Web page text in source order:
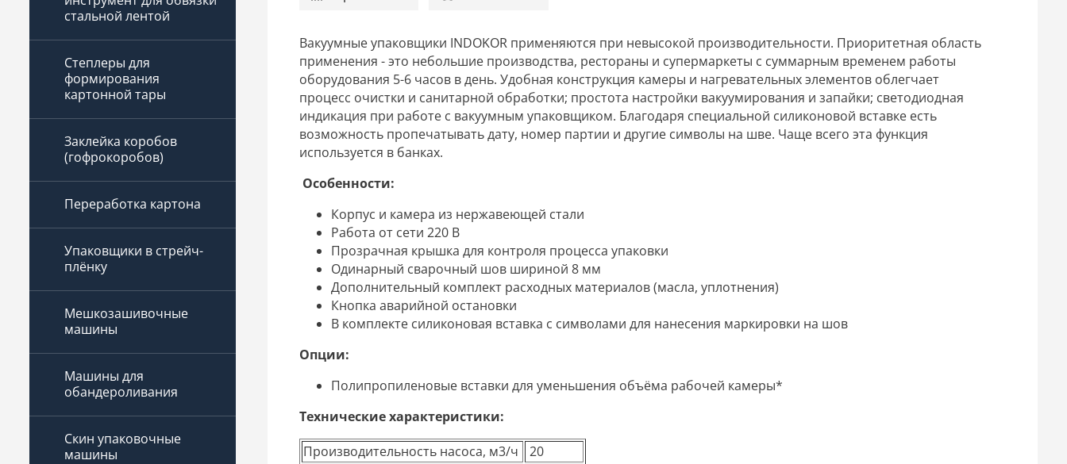
стальной лентой
Степлеры для
формирования
картонной тары
Заклейка коробов
(гофрокоробов)
Переработка картона
Упаковщики в стрейч-
плёнку
Мешкозашивочные
машины
Машины для
обандероливания
Скин упаковочные
машины
Вакуумные упаковщики INDOKOR применяются при невысокой производительности. Приоритетная область
применения - это небольшие производства, рестораны и супермаркеты с суммарным временем работы
оборудования 5-6 часов в день. Удобная конструкция камеры и нагревательных элементов облегчает
процесс очистки и санитарной обработки; простота настройки вакуумирования и запайки; светодиодная
индикация при работе с вакуумным упаковщиком. Благодаря специальной силиконовой вставке есть
возможность пропечатывать дату, номер партии и другие символы на шве. Чаще всего эта функция
используется в банках.
Особенности:
Корпус и камера из нержавеющей стали
Работа от сети 220 В
Прозрачная крышка для контроля процесса упаковки
Одинарный сварочный шов шириной 8 мм
Дополнительный комплект расходных материалов (масла, уплотнения)
Кнопка аварийной остановки
В комплекте силиконовая вставка с символами для нанесения маркировки на шов
Опции:
Полипропиленовые вставки для уменьшения объёма рабочей камеры*
Технические характеристики:
Производительность насоса, м3/ч
20